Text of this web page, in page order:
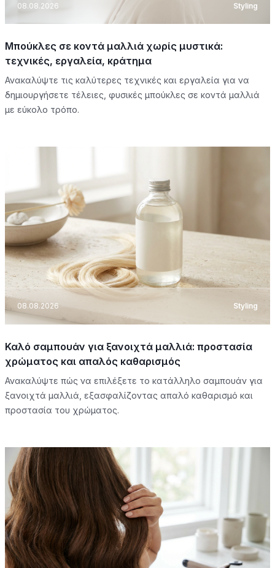
08.08.2026 Styling
Μπούκλες σε κοντά μαλλιά χωρίς μυστικά:
τεχνικές, εργαλεία, κράτημα
Ανακαλύψτε τις καλύτερες τεχνικές και εργαλεία για να
δημιουργήσετε τέλειες, φυσικές μπούκλες σε κοντά μαλλιά
με εύκολο τρόπο.
08.08.2026 Styling
Καλό σαμπουάν για ξανοιχτά μαλλιά: προστασία
χρώματος και απαλός καθαρισμός
Ανακαλύψτε πώς να επιλέξετε το κατάλληλο σαμπουάν για
ξανοιχτά μαλλιά, εξασφαλίζοντας απαλό καθαρισμό και
προστασία του χρώματος.